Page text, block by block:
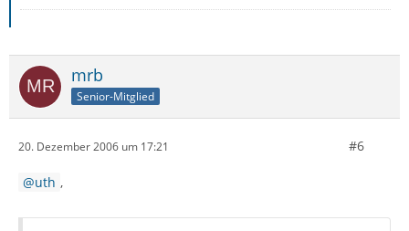
mrb
Senior-Mitglied
20. Dezember 2006 um 17:21 #6
uth ,